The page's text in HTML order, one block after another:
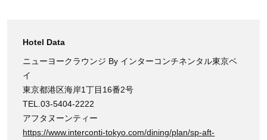
Hotel Data
ニューヨークラウンジ By インターコンチネンタル東京ベ
イ
東京都港区海岸1丁目16番2号
TEL.03-5404-2222
アフタヌーンティー
https://www.interconti-tokyo.com/dining/plan/sp-aft-